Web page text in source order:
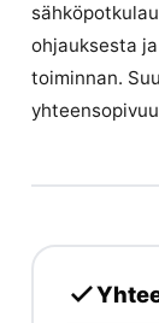
ohjauksesta
toiminnan.